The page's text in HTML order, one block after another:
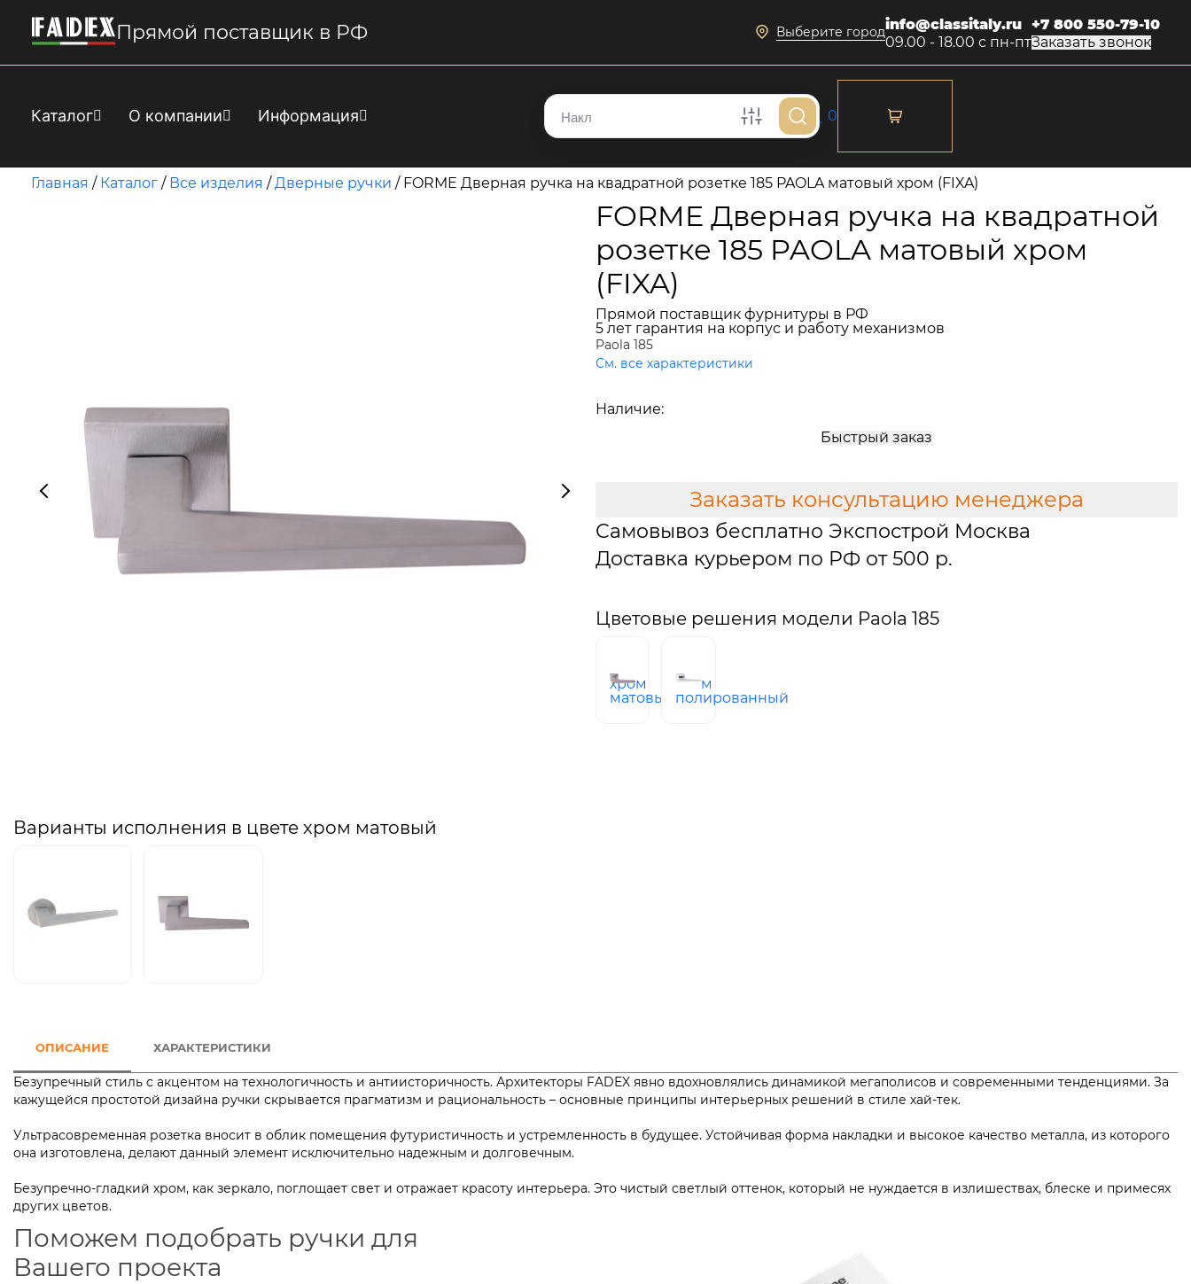
Прямой поставщик в РФ Выберите городinfo@classitaly.ru
09.00 - 18.00 с пн-пт
+7 800 550-79-10
Заказать звонок
Каталог О компании Информация 0
Главная / Каталог / Все изделия /Дверные ручки / FORME Дверная ручка на квадратной розетке 185 PAOLA матовый хром (FIXA)
FORME Дверная ручка на квадратной
розетке 185 PAOLA матовый хром
(FIXA)
Прямой поставщик фурнитуры в РФ
5 лет гарантия на корпус и работу механизмов
Paola 185
См. все характеристики
Наличие:
Быстрый заказ
Заказать консультацию менеджера
Самовывоз бесплатно Экспострой Москва
Доставка курьером по РФ от 500 р.
Цветовые решения модели Paola 185
хром
матовый
хром
полированный
Варианты исполнения в цвете хром матовый
ОПИСАНИЕ ХАРАКТЕРИСТИКИ
Безупречный стиль с акцентом на технологичность и антиисторичность. Архитекторы FADEX явно вдохновлялись динамикой мегаполисов и современными тенденциями. За
кажущейся простотой дизайна ручки скрывается прагматизм и рациональность – основные принципы интерьерных решений в стиле хай-тек.
Ультрасовременная розетка вносит в облик помещения футуристичность и устремленность в будущее. Устойчивая форма накладки и высокое качество металла, из которого
она изготовлена, делают данный элемент исключительно надежным и долговечным.
Безупречно-гладкий хром, как зеркало, поглощает свет и отражает красоту интерьера. Это чистый светлый оттенок, который не нуждается в излишествах, блеске и примесях
других цветов.
Поможем подобрать ручки для
Вашего проекта